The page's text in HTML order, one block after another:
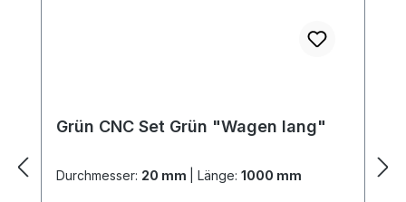
Grün CNC Set Grün "Wagen lang"
Durchmesser: 20 mm Länge: 1000 mm